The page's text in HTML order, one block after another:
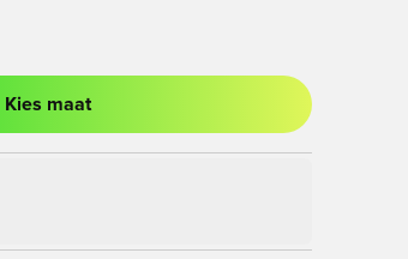
of je aan te melden als lid
Kies maat